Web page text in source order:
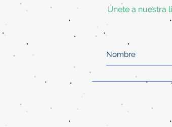
Únete a nuestra